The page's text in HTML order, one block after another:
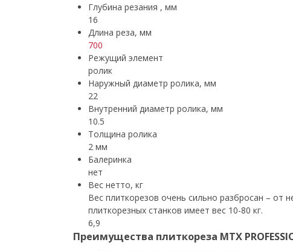
Глубина резания , мм
16
Длина реза, мм
700
Режущий элемент
ролик
Наружный диаметр ролика, мм
22
Внутренний диаметр ролика, мм
10.5
Толщина ролика
2 мм
Балеринка
нет
Вес нетто, кг
Вес плиткорезов очень сильно разбросан – от
плиткорезных станков имеет вес 10-80 кг.
6,9
Преимущества плиткореза MTX